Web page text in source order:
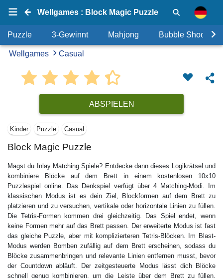
Wellgames : Block Magic Puzzle
Puzzle 3-Gewinnt Mahjong Bubble Shooter
Wellgames Casual
ABSPIELEN
Kinder Puzzle Casual
Block Magic Puzzle
Magst du Inlay Matching Spiele? Entdecke dann dieses Logikrätsel und
kombiniere Blöcke auf dem Brett in einem kostenlosen 10x10
Puzzlespiel online. Das Denkspiel verfügt über 4 Matching-Modi. Im
klassischen Modus ist es dein Ziel, Blockformen auf dem Brett zu
platzieren und zu versuchen, vertikale oder horizontale Linien zu füllen.
Die Tetris-Formen kommen drei gleichzeitig. Das Spiel endet, wenn
keine Formen mehr auf das Brett passen. Der erweiterte Modus ist fast
das gleiche Puzzle, aber mit komplizierteren Tetris-Blöcken. Im Blast-
Modus werden Bomben zufällig auf dem Brett erscheinen, sodass du
Blöcke zusammenbringen und relevante Linien entfernen musst, bevor
der Countdown abläuft. Der zeitgesteuerte Modus lässt dich Blöcke
schnell genug kombinieren, um die Leiste über dem Brett zu füllen.